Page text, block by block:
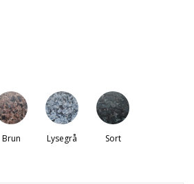
Brun Lysegrå Sort